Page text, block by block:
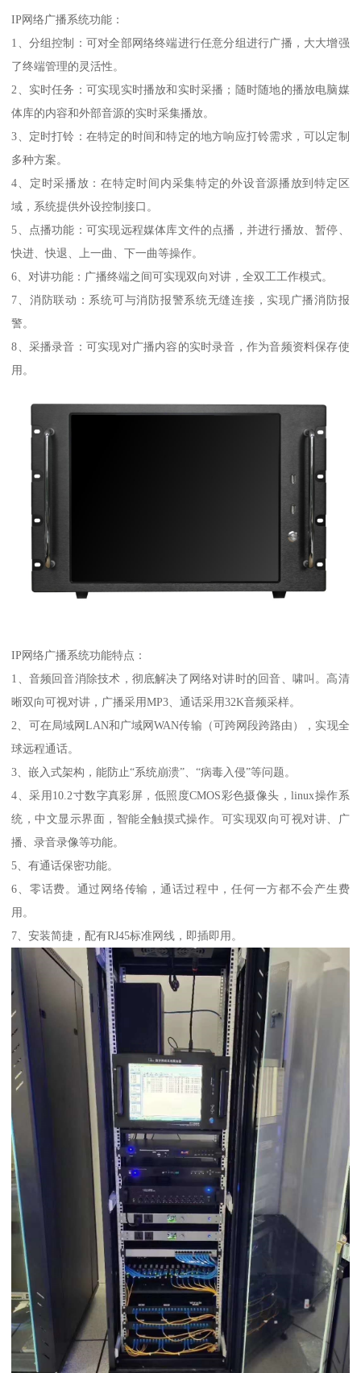
IP网络广播系统功能：
1、分组控制：可对全部网络终端进行任意分组进行广播，大大增强
了终端管理的灵活性。
2、实时任务：可实现实时播放和实时采播；随时随地的播放电脑媒
体库的内容和外部音源的实时采集播放。
3、定时打铃：在特定的时间和特定的地方响应打铃需求，可以定制
多种方案。
4、定时采播放：在特定时间内采集特定的外设音源播放到特定区
域，系统提供外设控制接口。
5、点播功能：可实现远程媒体库文件的点播，并进行播放、暂停、
快进、快退、上一曲、下一曲等操作。
6、对讲功能：广播终端之间可实现双向对讲，全双工工作模式。
7、消防联动：系统可与消防报警系统无缝连接，实现广播消防报
警。
8、采播录音：可实现对广播内容的实时录音，作为音频资料保存使
用。
IP网络广播系统功能特点：
1、音频回音消除技术，彻底解决了网络对讲时的回音、啸叫。高清
晰双向可视对讲，广播采用MP3、通话采用32K音频采样。
2、可在局域网LAN和广域网WAN传输（可跨网段跨路由），实现全
球远程通话。
3、嵌入式架构，能防止“系统崩溃”、“病毒入侵”等问题。
4、采用10.2寸数字真彩屏，低照度CMOS彩色摄像头，linux操作系
统，中文显示界面，智能全触摸式操作。可实现双向可视对讲、广
播、录音录像等功能。
5、有通话保密功能。
6、零话费。通过网络传输，通话过程中，任何一方都不会产生费
用。
7、安装简捷，配有RJ45标准网线，即插即用。